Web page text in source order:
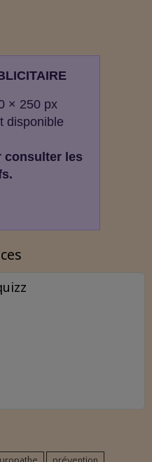
× 250 px
disponible
consulter les